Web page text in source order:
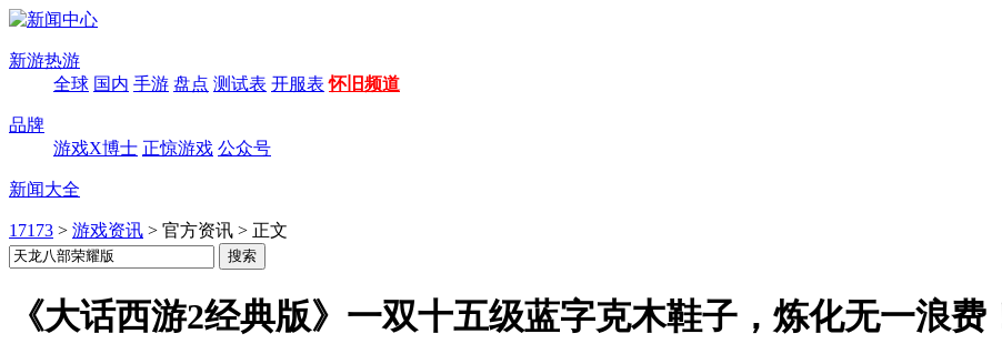
新游热游
全球 国内 手游 盘点 测试表 开服表 怀旧频道
品牌
游戏X博士 正惊游戏 公众号
新闻大全
17173 > 游戏资讯 > 官方资讯 > 正文
《大话西游2经典版》一双十五级蓝字克木鞋子，炼化无一浪费